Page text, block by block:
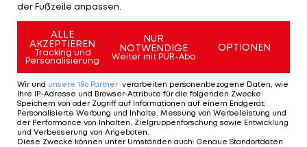
schließlich die ÖSV-Karriere, in der sich Pum vom
Konditionstrainer der Europacup-Herren bis hin
zum Marketing-Chef sowie zum erfolgreichen
Alpinchef des Verbands hocharbeitete.
Einer der Schwerpunkte der Sitzung am
Donnerstag geriet ob der Neuigkeiten in den
Hintergrund: Denn es ging auch um eine
der Fußzeile anpassen.
ALLE
AKZEPTIEREN
Tracking und
Personalisierung
NUR
NOTWENDIGE
Weiter mit PUR-Abo
OPTIONEN
Wir und unsere 186 Partner verarbeiten personenbezogene Daten, wie
Ihre IP-Adresse und Browser-Attribute für die folgenden Zwecke:
Speichern von oder Zugriff auf Informationen auf einem Endgerät;
Personalisierte Werbung und Inhalte, Messung von Werbeleistung und
der Performance von Inhalten, Zielgruppenforschung sowie Entwicklung
und Verbesserung von Angeboten.
Diese Zwecke können unter Umständen auch: Genaue Standortdaten